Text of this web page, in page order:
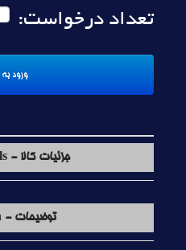
تعداد درخواست:
جزئیات کالا - Product details
توضیحات - Description